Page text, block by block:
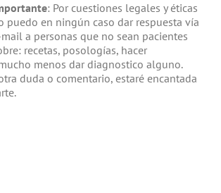
: Por cuestiones legales y éticas
puedo en ningún caso dar respuesta vía
a personas que no sean pacientes
recetas, posologías, hacer
menos dar diagnostico alguno.
duda o comentario, estaré encantada